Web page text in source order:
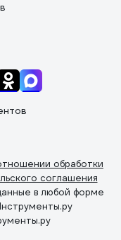
обработки
соглашения
в любой форме